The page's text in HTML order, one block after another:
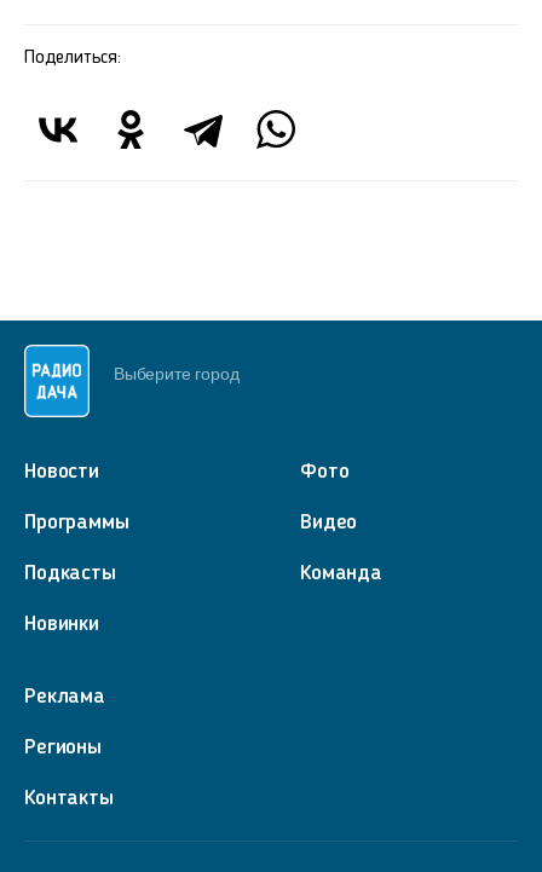
Поделиться:
Выберите город
Новости
Программы
Подкасты
Новинки
Фото
Видео
Команда
Реклама
Регионы
Контакты